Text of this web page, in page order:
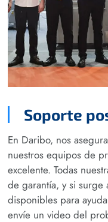
Soporte
En Daribo, nos
nuestros equipos de
excelente. Todas
de garantía, y si surge
disponibles para
envíe un video del